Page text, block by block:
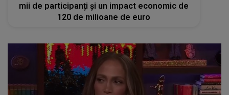
mii de participanți și un impact economic de
120 de milioane de euro